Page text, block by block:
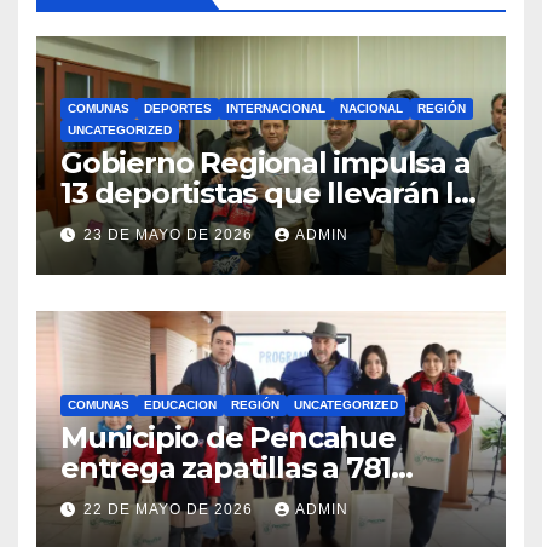
COMUNAS DEPORTES INTERNACIONAL NACIONAL
REGIÓN
UNCATEGORIZED
Gobierno Regional impulsa a
13 deportistas que llevarán la
bandera maulina a
competencias
internacionales
23 DE MAYO DE 2026 ADMIN
COMUNAS EDUCACION REGIÓN UNCATEGORIZED
Municipio de Pencahue
entrega zapatillas a 781
estudiantes con recursos del
Royalty Minero
22 DE MAYO DE 2026 ADMIN